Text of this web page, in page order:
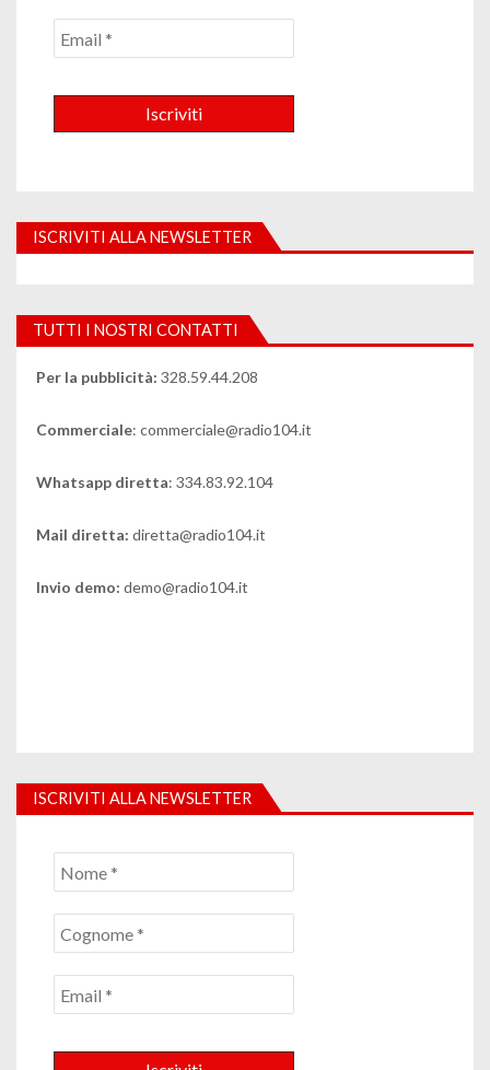
ISCRIVITI ALLA NEWSLETTER
TUTTI I NOSTRI CONTATTI
Per la pubblicità: 328.59.44.208
Commerciale: commerciale@radio104.it
Whatsapp diretta: 334.83.92.104
Mail diretta: diretta@radio104.it
Invio demo: demo@radio104.it
ISCRIVITI ALLA NEWSLETTER